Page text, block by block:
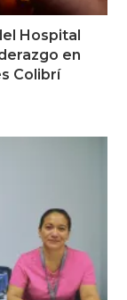
Hospital
en
Colibrí